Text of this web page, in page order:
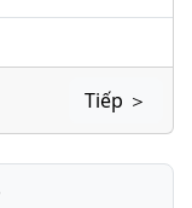
Tiếp ＞